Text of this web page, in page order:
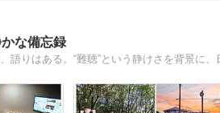
な備忘録